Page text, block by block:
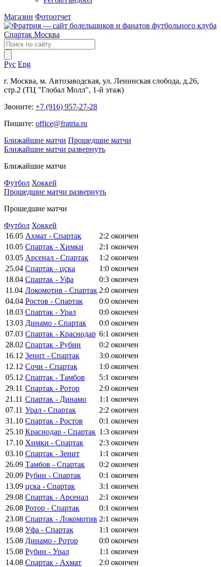
Магазин Фотоотчет
Рус Eng
г. Москва, м. Автозаводская, ул. Ленинская слобода, д.26,
стр.2 (ТЦ "Глобал Молл", 1-й этаж)
Звоните: +7 (916) 957-27-28
Пишите: office@fratria.ru
Ближайшие матчи Прошедшие матчи
Ближайшие матчи развернуть
Ближайшие матчи
Футбол Хоккей
Прошедшие матчи развернуть
Прошедшие матчи
Футбол Хоккей
16.05 Ахмат - Спартак 2:2 окончен
10.05 Спартак - Химки 2:1 окончен
03.05 Арсенал - Спартак 1:2 окончен
25.04 Спартак - цска 1:0 окончен
18.04 Спартак - Уфа 0:3 окончен
11.04 Локомотив - Спартак 2:0 окончен
04.04 Ростов - Спартак 0:0 окончен
18.03 Спартак - Урал 0:0 окончен
13.03 Динамо - Спартак 0:0 окончен
07.03 Спартак - Краснодар 6:1 окончен
28.02 Спартак - Рубин 0:2 окончен
16.12 Зенит - Спартак 3:0 окончен
12.12 Сочи - Спартак 1:0 окончен
05.12 Спартак - Тамбов 5:1 окончен
29.11 Спартак - Ротор 2:0 окончен
21.11 Спартак - Динамо 1:1 окончен
07.11 Урал - Спартак 2:2 окончен
31.10 Спартак - Ростов 0:1 окончен
25.10 Краснодар - Спартак 1:3 окончен
17.10 Химки - Спартак 2:3 окончен
03.10 Спартак - Зенит 1:1 окончен
26.09 Тамбов - Спартак 0:2 окончен
20.09 Рубин - Спартак 0:1 окончен
13.09 цска - Спартак 3:1 окончен
29.08 Спартак - Арсенал 2:1 окончен
26.08 Ротор - Спартак 0:1 окончен
23.08 Спартак - Локомотив 2:1 окончен
19.08 Уфа - Спартак 1:1 окончен
15.08 Динамо - Ротор 0:0 окончен
15.08 Рубин - Урал 1:1 окончен
14.08 Спартак - Ахмат 2:0 окончен